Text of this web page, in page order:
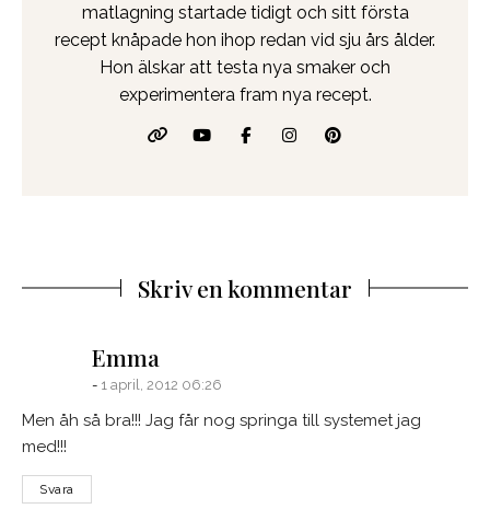
matlagning startade tidigt och sitt första
recept knåpade hon ihop redan vid sju års ålder.
Hon älskar att testa nya smaker och
experimentera fram nya recept.
Skriv en kommentar
Emma
1 april, 2012 06:26
Men åh så bra!!! Jag får nog springa till systemet jag
med!!!
Svara